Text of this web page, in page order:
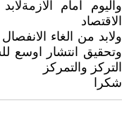
واليوم امام
الاقتصاد
ولابد من الغاء
وتحقيق انتشار اوسع
التركز والتمركز
شكرا